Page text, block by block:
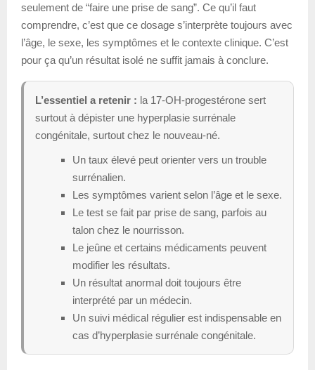
seulement de “faire une prise de sang”. Ce qu’il faut
comprendre, c’est que ce dosage s’interprète toujours avec
l’âge, le sexe, les symptômes et le contexte clinique. C’est
pour ça qu’un résultat isolé ne suffit jamais à conclure.
L’essentiel a retenir : la 17-OH-progestérone sert
surtout à dépister une hyperplasie surrénale
congénitale, surtout chez le nouveau-né.
Un taux élevé peut orienter vers un trouble
surrénalien.
Les symptômes varient selon l’âge et le sexe.
Le test se fait par prise de sang, parfois au
talon chez le nourrisson.
Le jeûne et certains médicaments peuvent
modifier les résultats.
Un résultat anormal doit toujours être
interprété par un médecin.
Un suivi médical régulier est indispensable en
cas d’hyperplasie surrénale congénitale.